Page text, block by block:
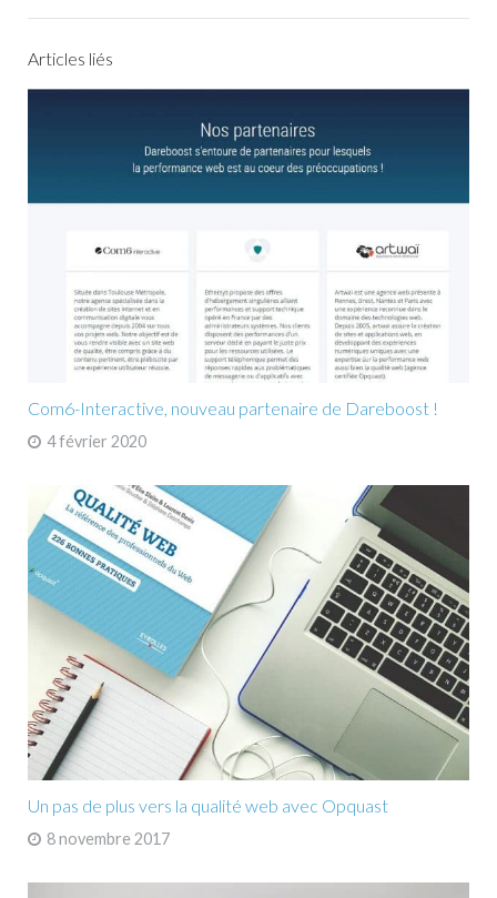
Articles liés
Com6-Interactive, nouveau partenaire de Dareboost !
4 février 2020
Un pas de plus vers la qualité web avec Opquast
8 novembre 2017